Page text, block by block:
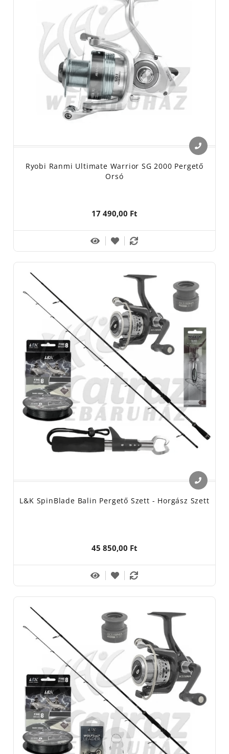
Ryobi Ranmi Ultimate Warrior SG 2000 Pergető
Orsó
17 490,00 Ft
L&K SpinBlade Balin Pergető Szett - Horgász Szett
45 850,00 Ft